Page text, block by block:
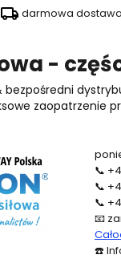
darmowa dostawa
-
zaopatrzenie
📞
📞
📞
📧
☎️